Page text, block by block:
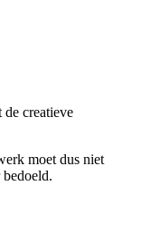
de creatieve
moet dus niet